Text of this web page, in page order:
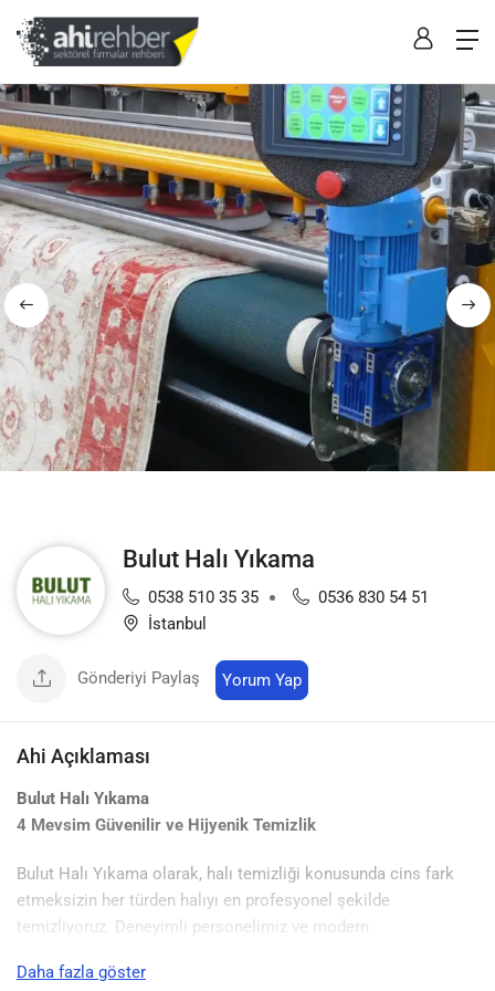
Bulut Halı Yıkama
0538 510 35 35
0536 830 54 51
İstanbul
Gönderiyi Paylaş Yorum Yap
Ahi Açıklaması
Bulut Halı Yıkama
4 Mevsim Güvenilir ve Hijyenik Temizlik
Bulut Halı Yıkama olarak, halı temizliği konusunda cins fark
etmeksizin her türden halıyı en profesyonel şekilde
temizliyoruz. Deneyimli personelimiz ve modern
halılarınızı hijyenik ve sağlıklı bir şekilde temizlemeyi
Daha fazla göster